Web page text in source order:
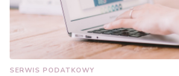
SERWIS PODATKOWY